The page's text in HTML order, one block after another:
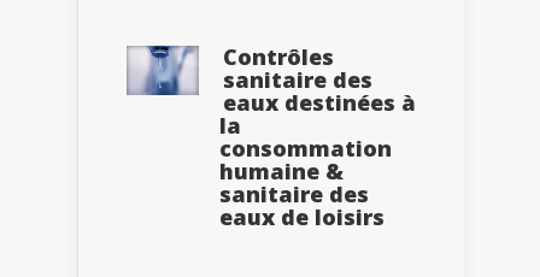
Contrôles
sanitaire des
eaux destinées à
la
consommation
humaine &
sanitaire des
eaux de loisirs